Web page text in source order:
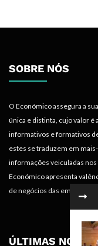
SOBRE NÓS
O Económico assegura a
única e distinta, cujo valor é
informativos e formativos
estes se traduzem em
informações veiculadas
Económico apresenta
de negócios das empresas.
ÚLTIMAS